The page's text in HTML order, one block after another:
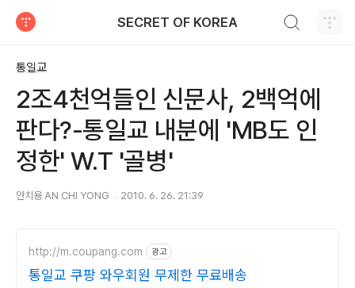
SECRET OF KOREA
통일교
2조4천억들인 신문사, 2백억에
판다?-통일교 내분에 'MB도 인
정한' W.T '골병'
안치용 AN CHI YONG 2010. 6. 26. 21:39
http://m.coupang.com 광고
통일교 쿠팡 와우회원 무제한 무료배송